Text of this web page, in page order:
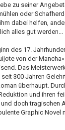
zu seiner
oder
dabei helfen,
alles gut werden...
des 17.
von der
Das
300 Jahren
überhaupt.
und ihren
doch tragischen
Graphic Novel